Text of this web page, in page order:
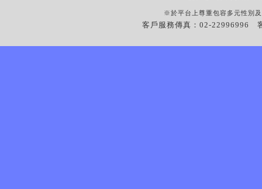
※於平台上尊重包容多元性別
客戶服務傳真：02-22996996